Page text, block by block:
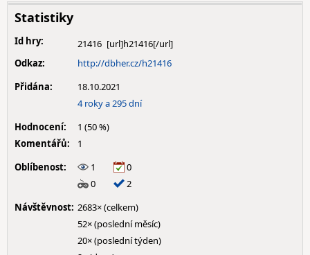
Statistiky
Id hry:
21416
Odkaz:
http://dbher.cz/h21416
Přidána:
18.10.2021
4 roky a 295 dní
Hodnocení:
1 (50 %)
Komentářů:
1
Oblíbenost:
1
0
0
2
Návštěvnost: 2683× (celkem)
52× (poslední měsíc)
20× (poslední týden)